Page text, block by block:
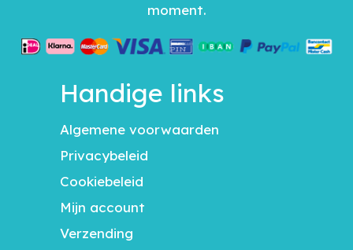
moment.
Handige links
Algemene voorwaarden
Privacybeleid
Cookiebeleid
Mijn account
Verzending